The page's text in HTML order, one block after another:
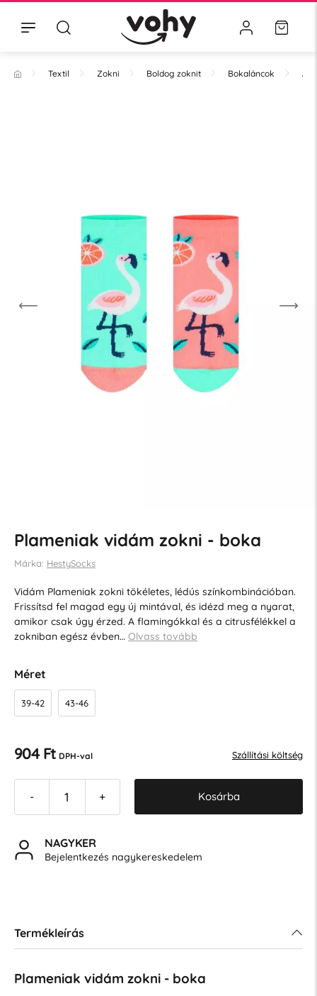
Textil Zokni Boldog zoknit Bokaláncok
Plameniak vidám zokni - boka
Márka: HestySocks
Vidám Plameniak zokni tökéletes, lédús színkombinációban.
Frissítsd fel magad egy új mintával, és idézd meg a nyarat,
amikor csak úgy érzed. A flamingókkal és a citrusfélékkel a
zokniban egész évben… Olvass tovább
Méret
39-42 43-46
904 Ft DPH-val Szállítási költség
- + Kosárba
NAGYKER
Bejelentkezés nagykereskedelem
Termékleírás
Plameniak vidám zokni - boka